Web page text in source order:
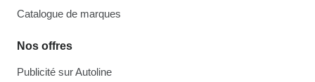
Catalogue de marques
Nos offres
Publicité sur Autoline